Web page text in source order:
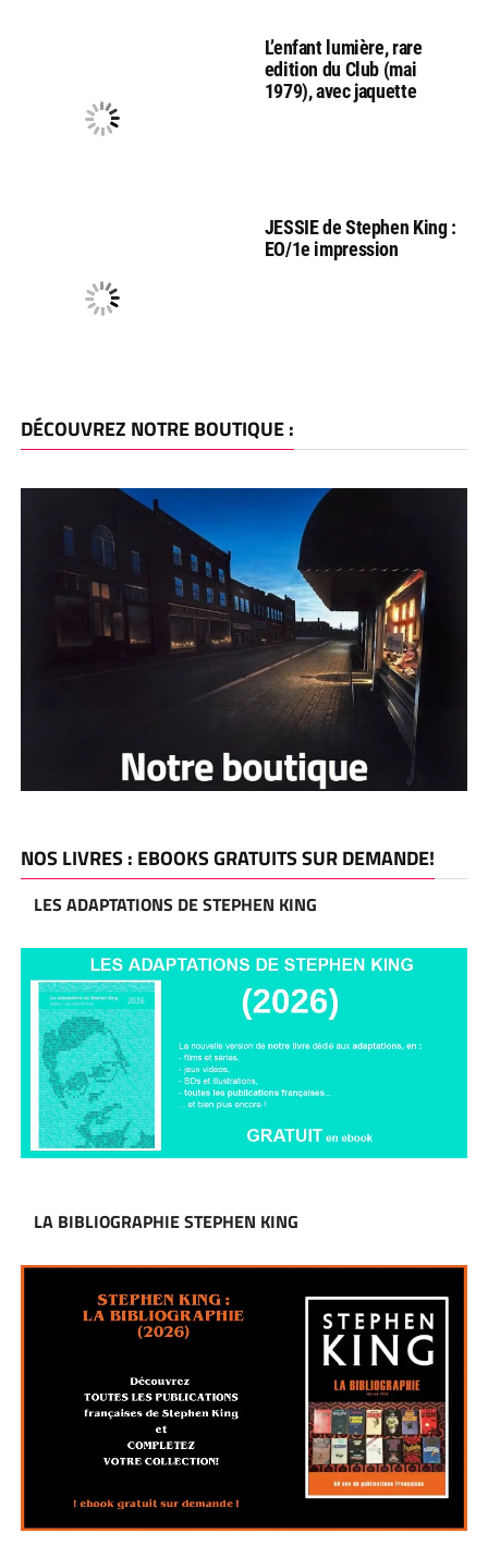
L’enfant lumière, rare
edition du Club (mai
1979), avec jaquette
JESSIE de Stephen King :
EO/1e impression
DÉCOUVREZ NOTRE BOUTIQUE :
NOS LIVRES : EBOOKS GRATUITS SUR DEMANDE!
LES ADAPTATIONS DE STEPHEN KING
LA BIBLIOGRAPHIE STEPHEN KING